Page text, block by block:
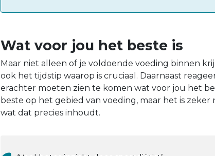
Wat voor jou het beste is
Maar niet alleen of je voldoende voeding binnen
ook het tijdstip waarop is cruciaal. Daarnaast
erachter moeten zien te komen wat voor jou het
beste op het gebied van voeding, maar het is
wat dat precies inhoudt.